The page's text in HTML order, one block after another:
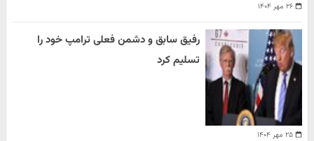
۲۶ مهر ۱۴۰۴
۲۵ مهر ۱۴۰۴
رفیق سابق و دشمن فعلی ترامپ خود را
تسلیم کرد